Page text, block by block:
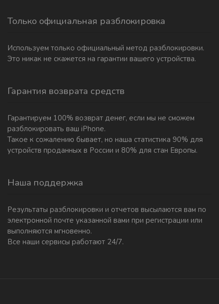
Только официальная разблокировка
Используем только официальный метод разблокировки.
Это никак не скажется на гарантии вашего устройства.
Гарантия возврата средств
Гарантируем 100% возврат денег, если мы не сможем
разблокировать ваш iPhone.
Такое к сожалению бывает, но наша статистика 90% для
устройств проданных в России и 80% для стан Европы.
Наша поддержка
Результаты разблокировки и отчетов высылаются вам по
электронной почте указанной вами при регистрации или
выполняются мгновенно.
Все наши сервисы работают 24/7.